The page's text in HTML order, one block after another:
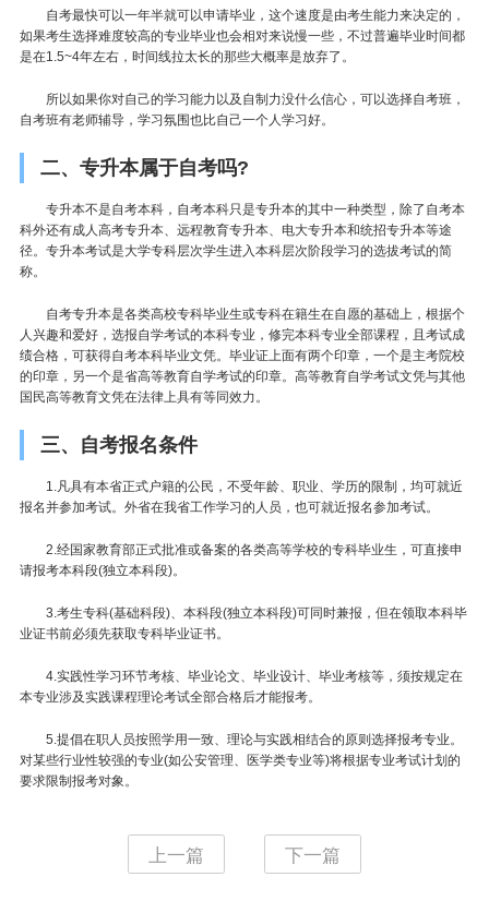
自考最快可以一年半就可以申请毕业，这个速度是由考生能力来决定的，
如果考生选择难度较高的专业毕业也会相对来说慢一些，不过普遍毕业时间都
是在1.5~4年左右，时间线拉太长的那些大概率是放弃了。
所以如果你对自己的学习能力以及自制力没什么信心，可以选择自考班，
自考班有老师辅导，学习氛围也比自己一个人学习好。
二、专升本属于自考吗?
专升本不是自考本科，自考本科只是专升本的其中一种类型，除了自考本
科外还有成人高考专升本、远程教育专升本、电大专升本和统招专升本等途
径。专升本考试是大学专科层次学生进入本科层次阶段学习的选拔考试的简
称。
自考专升本是各类高校专科毕业生或专科在籍生在自愿的基础上，根据个
人兴趣和爱好，选报自学考试的本科专业，修完本科专业全部课程，且考试成
绩合格，可获得自考本科毕业文凭。毕业证上面有两个印章，一个是主考院校
的印章，另一个是省高等教育自学考试的印章。高等教育自学考试文凭与其他
国民高等教育文凭在法律上具有等同效力。
三、自考报名条件
1.凡具有本省正式户籍的公民，不受年龄、职业、学历的限制，均可就近
报名并参加考试。外省在我省工作学习的人员，也可就近报名参加考试。
2.经国家教育部正式批准或备案的各类高等学校的专科毕业生，可直接申
请报考本科段(独立本科段)。
3.考生专科(基础科段)、本科段(独立本科段)可同时兼报，但在领取本科毕
业证书前必须先获取专科毕业证书。
4.实践性学习环节考核、毕业论文、毕业设计、毕业考核等，须按规定在
本专业涉及实践课程理论考试全部合格后才能报考。
5.提倡在职人员按照学用一致、理论与实践相结合的原则选择报考专业。
对某些行业性较强的专业(如公安管理、医学类专业等)将根据专业考试计划的
要求限制报考对象。
上一篇 下一篇